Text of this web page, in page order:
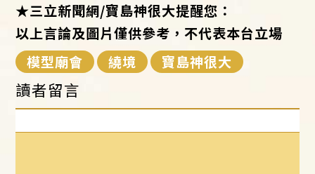
★三立新聞網/寶島神很大提醒您：
以上言論及圖片僅供參考，不代表本台立場
模型廟會
繞境 寶島神很大
讀者留言